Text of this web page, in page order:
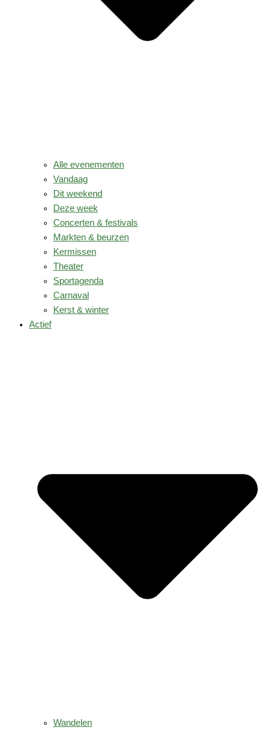
Alle evenementen
Vandaag
Dit weekend
Deze week
Concerten & festivals
Markten & beurzen
Kermissen
Theater
Sportagenda
Carnaval
Kerst & winter
Actief
Wandelen